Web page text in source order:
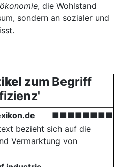
, die Wohlstand
sondern an sozialer und
zum Begriff
■■■■■■■■
bezieht sich auf die
Vermarktung von